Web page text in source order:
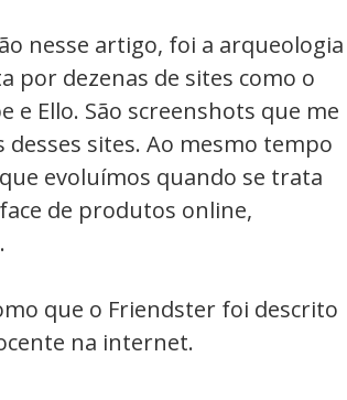
nesse artigo, foi a arqueologia
por dezenas de sites como o
e Ello. São screenshots que me
sites. Ao mesmo tempo
evoluímos quando se trata
de produtos online,
que o Friendster foi descrito
na internet.